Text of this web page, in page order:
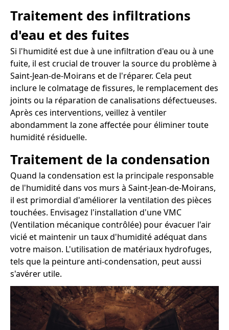
Traitement des infiltrations
d'eau et des fuites
Si l'humidité est due à une infiltration d'eau ou à une
fuite, il est crucial de trouver la source du problème à
Saint-Jean-de-Moirans et de l'réparer. Cela peut
inclure le colmatage de fissures, le remplacement des
joints ou la réparation de canalisations défectueuses.
Après ces interventions, veillez à ventiler
abondamment la zone affectée pour éliminer toute
humidité résiduelle.
Traitement de la condensation
Quand la condensation est la principale responsable
de l'humidité dans vos murs à Saint-Jean-de-Moirans,
il est primordial d'améliorer la ventilation des pièces
touchées. Envisagez l'installation d'une VMC
(Ventilation mécanique contrôlée) pour évacuer l'air
vicié et maintenir un taux d'humidité adéquat dans
votre maison. L'utilisation de matériaux hydrofuges,
tels que la peinture anti-condensation, peut aussi
s'avérer utile.